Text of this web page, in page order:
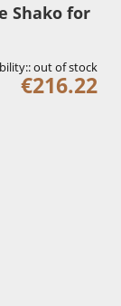
Shako for
out of stock
€216.22